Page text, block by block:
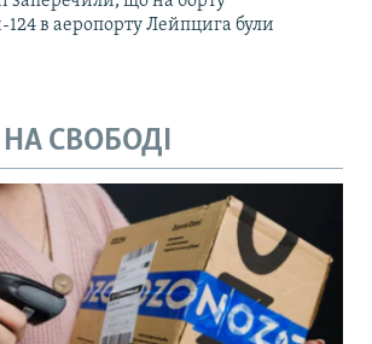
124 в аеропорту Лейпцига були
СВОБОДІ